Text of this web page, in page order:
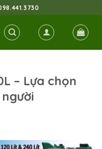
– Lựa chọn